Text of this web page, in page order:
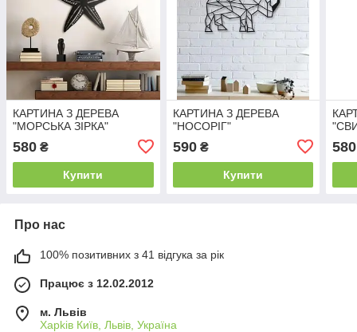
КАРТИНА З ДЕРЕВА
"МОРСЬКА ЗІРКА"
580 ₴
Купити
КАРТИНА З ДЕРЕВА
"НОСОРІГ"
590₴
Купити
580
Про нас
100% позитивних з 41 відгука за рік
Працює з 12.02.2012
м. Львів
Харkiв Київ, Львів, Україна